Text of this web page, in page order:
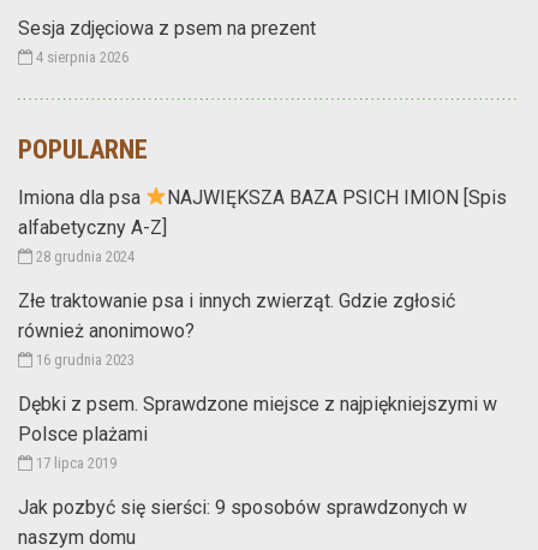
Sesja zdjęciowa z psem na prezent
4 sierpnia 2026
POPULARNE
Imiona dla psa
NAJWIĘKSZA BAZA PSICH IMION [Spis
alfabetyczny A-Z]
28 grudnia 2024
Złe traktowanie psa i innych zwierząt. Gdzie zgłosić
również anonimowo?
16 grudnia 2023
Dębki z psem. Sprawdzone miejsce z najpiękniejszymi w
Polsce plażami
17 lipca 2019
Jak pozbyć się sierści: 9 sposobów sprawdzonych w
naszym domu